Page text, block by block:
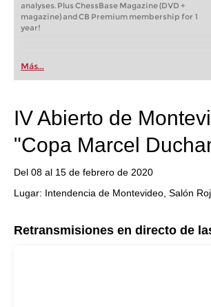
analyses. Plus ChessBase Magazine (DVD +
magazine) and CB Premium membership for 1
year!
Más...
IV Abierto de
"Copa Marcel
Del 08 al 15 de febrero de 2020
Lugar: Intendencia de Montevideo, Salón
Retransmisiones en directo de